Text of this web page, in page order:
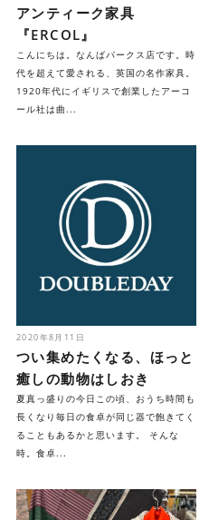
アンティーク家具
『ERCOL』
こんにちは。なんばパークス店です。時
代を超えて愛される、英国の名作家具。
1920年代にイギリスで創業したアーコ
ール社は曲...
2020年8月11日
つい集めたくなる、ほっと
癒しの動物はしおき
夏真っ盛りの今日この頃、おうち時間も
長くなり毎日の食卓が同じ器で飽きてく
ることもあるかと思います。 そんな
時。食卓...